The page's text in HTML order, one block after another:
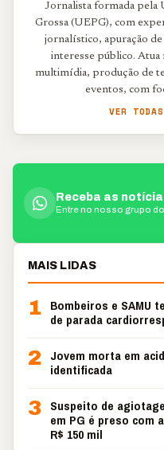
Jornalista formada pela
Grossa (UEPG), com
jornalístico, apuração de
interesse público. Atua
multimídia, produção de
eventos, com
VER
Receba as
Entre no nosso grupo
MAIS LIDAS
1
Bombeiros e SAMU
de parada
2
Jovem morta em
identificada
3 Suspeito de
em PG é preso com
R$ 150 mil